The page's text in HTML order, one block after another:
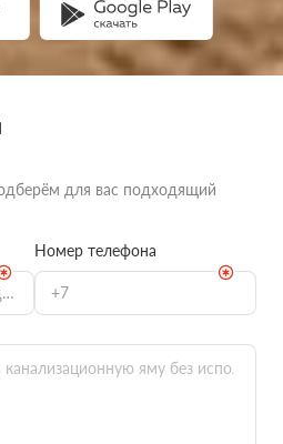
для вас подходящий
Номер телефона